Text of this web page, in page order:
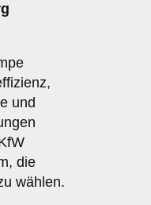
und
die
wählen.